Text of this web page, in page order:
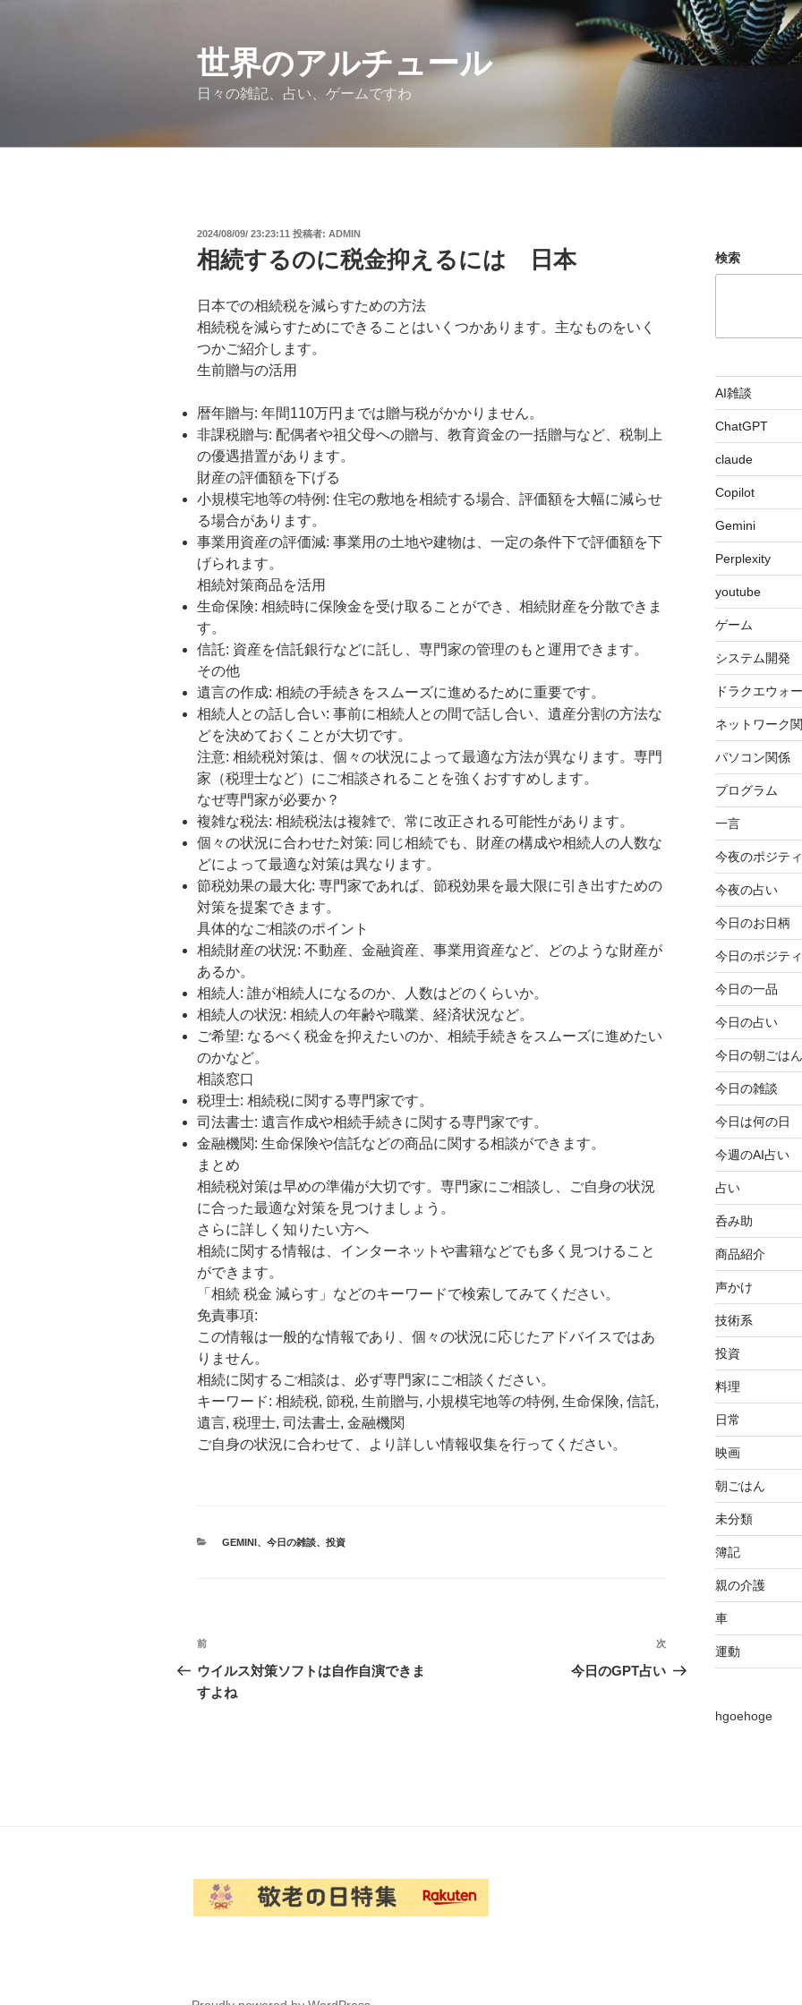
世界のアルチュール
日々の雑記、占い、ゲームですわ
投
稿
日:
2024/08/09/ 23:23:11 投稿者: ADMIN
相続するのに税金抑えるには 日本
日本での相続税を減らすための方法
相続税を減らすためにできることはいくつかあります。主なものをいく
つかご紹介します。
生前贈与の活用
暦年贈与: 年間110万円までは贈与税がかかりません。
非課税贈与: 配偶者や祖父母への贈与、教育資金の一括贈与など、税制上
の優遇措置があります。
財産の評価額を下げる
小規模宅地等の特例: 住宅の敷地を相続する場合、評価額を大幅に減らせ
る場合があります。
事業用資産の評価減: 事業用の土地や建物は、一定の条件下で評価額を下
げられます。
相続対策商品を活用
生命保険: 相続時に保険金を受け取ることができ、相続財産を分散できま
す。
信託: 資産を信託銀行などに託し、専門家の管理のもと運用できます。
その他
遺言の作成: 相続の手続きをスムーズに進めるために重要です。
相続人との話し合い: 事前に相続人との間で話し合い、遺産分割の方法な
どを決めておくことが大切です。
注意: 相続税対策は、個々の状況によって最適な方法が異なります。専門
家（税理士など）にご相談されることを強くおすすめします。
なぜ専門家が必要か？
複雑な税法: 相続税法は複雑で、常に改正される可能性があります。
個々の状況に合わせた対策: 同じ相続でも、財産の構成や相続人の人数な
どによって最適な対策は異なります。
節税効果の最大化: 専門家であれば、節税効果を最大限に引き出すための
対策を提案できます。
具体的なご相談のポイント
相続財産の状況: 不動産、金融資産、事業用資産など、どのような財産が
あるか。
相続人: 誰が相続人になるのか、人数はどのくらいか。
相続人の状況: 相続人の年齢や職業、経済状況など。
ご希望: なるべく税金を抑えたいのか、相続手続きをスムーズに進めたい
のかなど。
相談窓口
税理士: 相続税に関する専門家です。
司法書士: 遺言作成や相続手続きに関する専門家です。
金融機関: 生命保険や信託などの商品に関する相談ができます。
まとめ
相続税対策は早めの準備が大切です。専門家にご相談し、ご自身の状況
に合った最適な対策を見つけましょう。
さらに詳しく知りたい方へ
相続に関する情報は、インターネットや書籍などでも多く見つけること
ができます。
「相続 税金 減らす」などのキーワードで検索してみてください。
免責事項:
この情報は一般的な情報であり、個々の状況に応じたアドバイスではあ
りません。
相続に関するご相談は、必ず専門家にご相談ください。
キーワード: 相続税, 節税, 生前贈与, 小規模宅地等の特例, 生命保険, 信託,
遺言, 税理士, 司法書士, 金融機関
ご自身の状況に合わせて、より詳しい情報収集を行ってください。
カ
GEMINI 、 今日の雑談、 投資
投
稿
ナ
ン
前
の
投
前
ウイルス対策ソフトは自作自演できま
すよね
次
の
次
今日のGPT占い
検索
AI雑談
ChatGPT
claude
Copilot
Gemini
Perplexity
youtube
ゲーム
システム開発
ドラクエウォ
ネットワーク
パソコン関係
プログラム
一言
今夜のポジテ
今夜の占い
今日のお日柄
今日のポジテ
今日の一品
今日の占い
今日の朝ごはん
今日の雑談
今日は何の日
今週のAI占い
占い
呑み助
商品紹介
声かけ
技術系
投資
料理
日常
映画
朝ごはん
未分類
簿記
親の介護
車
運動
hgoehoge